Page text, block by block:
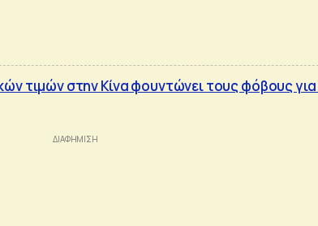
τιμών στην Κίνα φουντώνει τους φόβους